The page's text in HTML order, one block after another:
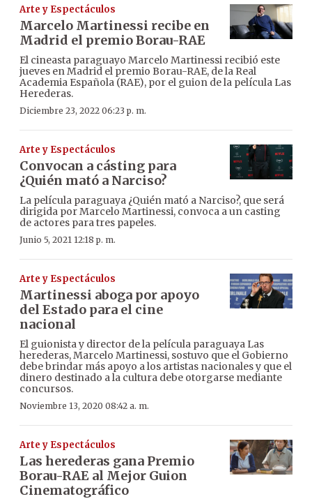
Arte y Espectáculos
Marcelo Martinessi recibe en
Madrid el premio Borau-RAE
El cineasta paraguayo Marcelo Martinessi recibió este
jueves en Madrid el premio Borau-RAE, de la Real
Academia Española (RAE), por el guion de la película Las
Herederas.
Diciembre 23, 2022 06:23 p. m.
Arte y Espectáculos
Convocan a cásting para
¿Quién mató a Narciso?
La película paraguaya ¿Quién mató a Narciso?, que será
dirigida por Marcelo Martinessi, convoca a un casting
de actores para tres papeles.
Junio 5, 2021 12:18 p. m.
Arte y Espectáculos
Martinessi aboga por apoyo
del Estado para el cine
nacional
El guionista y director de la película paraguaya Las
herederas, Marcelo Martinessi, sostuvo que el Gobierno
debe brindar más apoyo a los artistas nacionales y que el
dinero destinado a la cultura debe otorgarse mediante
concursos.
Noviembre 13, 2020 08:42 a. m.
Arte y Espectáculos
Las herederas gana Premio
Borau-RAE al Mejor Guion
Cinematográfico